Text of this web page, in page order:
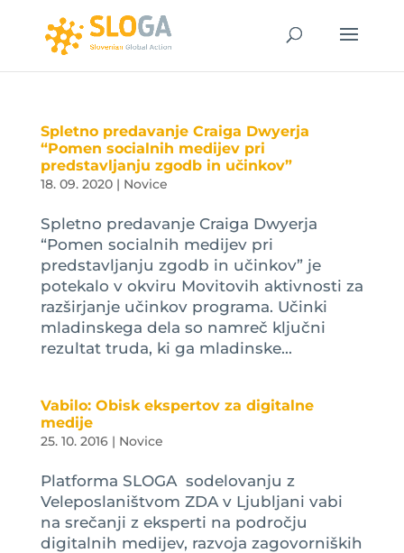
Spletno predavanje Craiga Dwyerja
“Pomen socialnih medijev pri
predstavljanju zgodb in učinkov”
18. 09. 2020| Novice
Spletno predavanje Craiga Dwyerja
“Pomen socialnih medijev pri
predstavljanju zgodb in učinkov” je
potekalo v okviru Movitovih aktivnosti za
razširjanje učinkov programa. Učinki
mladinskega dela so namreč ključni
rezultat truda, ki ga mladinske...
Vabilo: Obisk ekspertov za digitalne
medije
25. 10. 2016| Novice
Platforma SLOGA sodelovanju z
Veleposlaništvom ZDA v Ljubljani vabi
na srečanji z eksperti na področju
digitalnih medijev, razvoja zagovorniških